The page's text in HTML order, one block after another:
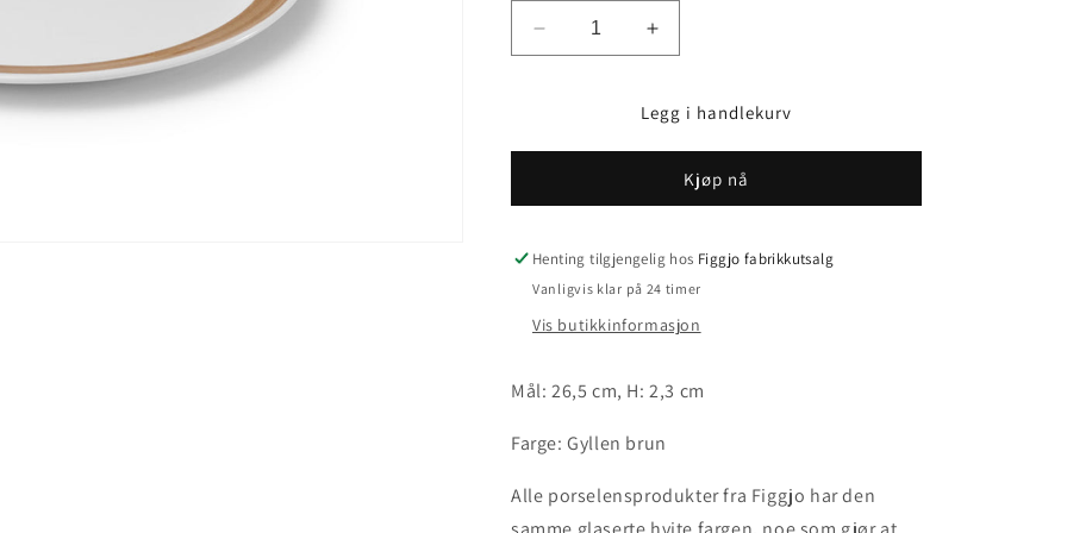
antallet
26.5
-
Gyllen
brun
Øk
antallet
Figgjo
26.5
-
Gyllen
brun
Legg i handlekurv
Kjøp nå
Henting tilgjengelig hos Figgjo fabrikkutsalg
Vanligvis klar på 24 timer
Vis butikkinformasjon
Mål: 26,5 cm, H: 2,3 cm
Farge: Gyllen brun
Alle porselensprodukter fra Figgjo har den